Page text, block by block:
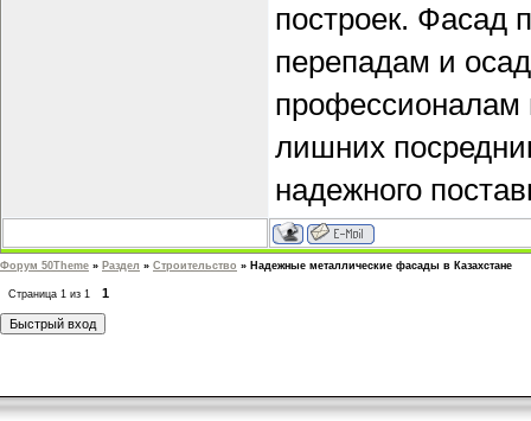
построек. Фасад
перепадам и
профессионалам
лишних
надежного
Форум 50Theme » Раздел » Строительство » Надежные металлические фасады в Казахстане
Страница 1 из 1 1